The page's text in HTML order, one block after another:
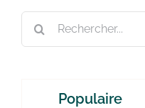
Rechercher:
Populaire